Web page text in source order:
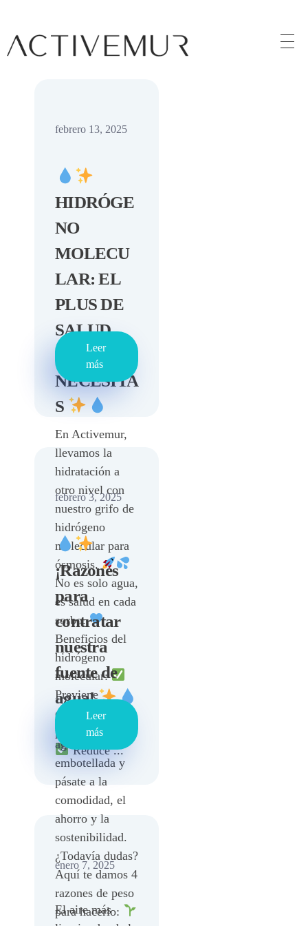
febrero 13, 2025
HIDRÓGE
NO
MOLECU
LAR: EL
PLUS DE
SALUD
QUE
NECESITA
S
En Activemur,
llevamos la
hidratación a
otro nivel con
nuestro grifo de
hidrógeno
molecular para
ósmosis.
No es solo agua,
es salud en cada
sorbo.
Beneficios del
hidrógeno
molecular:
Previene
diversas
patologías
Reduce ...
Leer
más
febrero 3, 2025
¡Razones
para
contratar
nuestra
fuente de
agua!
Di adiós al
agua
embotellada y
pásate a la
comodidad, el
ahorro y la
sostenibilidad.
¿Todavía dudas?
Aquí te damos 4
razones de peso
para hacerlo:
Leer
más
enero 7, 2025
El aire más